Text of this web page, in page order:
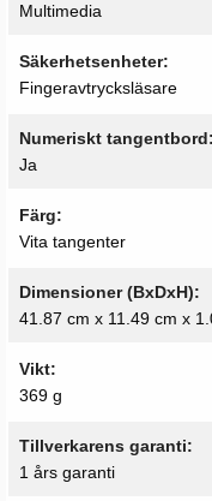
Multimedia
Säkerhetsenheter
Fingeravtrycksläsare
Numeriskt tangentbord
Ja
Färg
Vita tangenter
Dimensioner (BxDxH)
41.87 cm x 11.49 cm x
Vikt
369 g
Tillverkarens garanti
1 års garanti